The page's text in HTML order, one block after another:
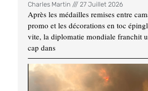
Charles Martin 27 Juillet 2026
Après les médailles remises entre
promo et les décorations en toc
vite, la diplomatie mondiale franchit
cap dans